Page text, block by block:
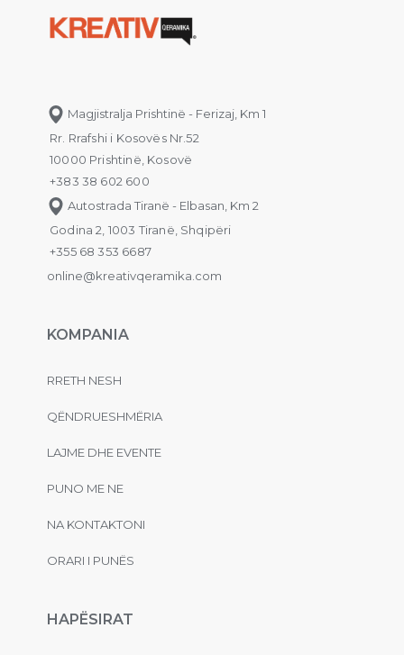
Magjistralja Prishtinë - Ferizaj, Km 1
Rr. Rrafshi i Kosovës Nr.52
10000 Prishtinë, Kosovë
+383 38 602 600
Autostrada Tiranë - Elbasan, Km 2
Godina 2, 1003 Tiranë, Shqipëri
+355 68 353 6687
online@kreativqeramika.com
KOMPANIA
RRETH NESH
QËNDRUESHMËRIA
LAJME DHE EVENTE
PUNO ME NE
NA KONTAKTONI
ORARI I PUNËS
HAPËSIRAT